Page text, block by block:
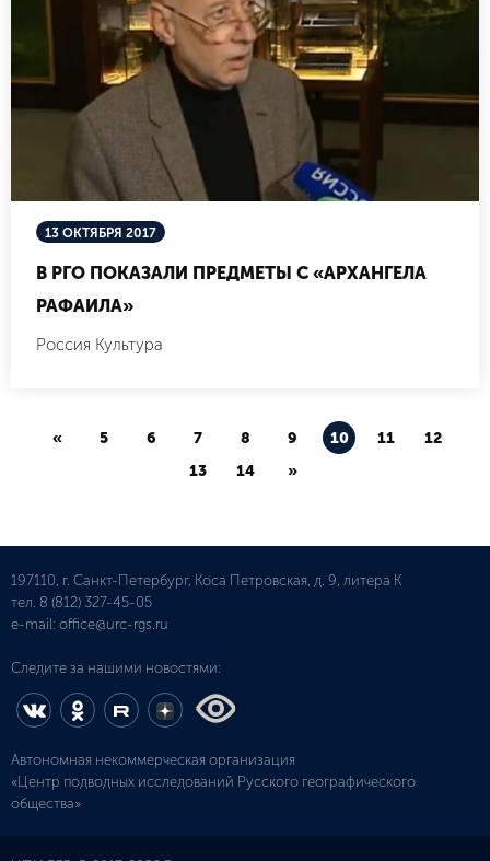
13 ОКТЯБРЯ 2017
В РГО ПОКАЗАЛИ ПРЕДМЕТЫ С «АРХАНГЕЛА
РАФАИЛА»
Россия Культура
« 5 6 7 8 9 10 11
12
13
14 »
197110, г. Санкт-Петербург, Коса Петровская, д. 9, литера К
тел. 8 (812) 327-45-05
e-mail: office@urc-rgs.ru
Следите за нашими новостями:
Автономная некоммерческая организация
«Центр подводных исследований Русского географического
общества»